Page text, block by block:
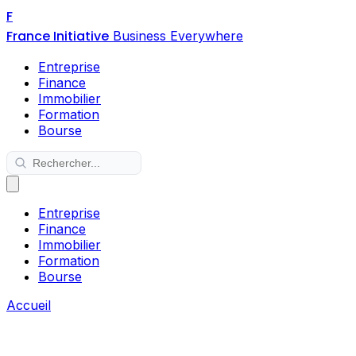
F
France Initiative Business Everywhere
Entreprise
Finance
Immobilier
Formation
Bourse
Entreprise
Finance
Immobilier
Formation
Bourse
Accueil